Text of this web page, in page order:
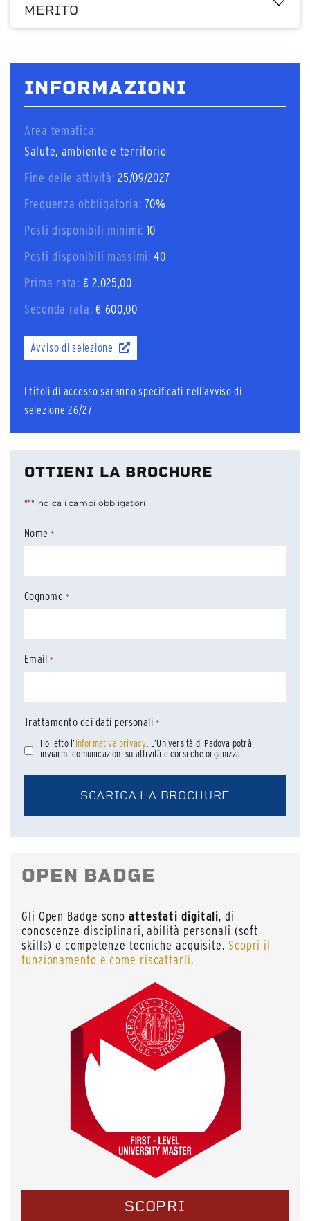
MERITO
INFORMAZIONI
Area tematica:
Salute, ambiente e territorio
Fine delle attività: 25/09/2027
Frequenza obbligatoria: 70%
Posti disponibili minimi: 10
Posti disponibili massimi: 40
Prima rata: € 2.025,00
Seconda rata: € 600,00
Avviso di selezione
I titoli di accesso saranno specificati nell'avviso di
selezione 26/27
OTTIENI LA BROCHURE
"*" indica i campi obbligatori
Nome *
Cognome *
Email *
Trattamento dei dati personali *
Ho letto l’Informativa privacy . L’Università di Padova potrà
inviarmi comunicazioni su attività e corsi che organizza.
OPEN BADGE
Gli Open Badge sono attestati digitali, di
conoscenze disciplinari, abilità personali (soft
skills) e competenze tecniche acquisite. Scopri il
funzionamento e come riscattarli.
SCOPRI